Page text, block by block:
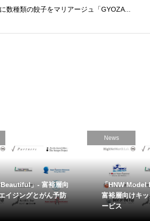
数種類の餃子をマリアージュ「GYOZA...
」- 富裕層向
イジングとがん予防
News
「HNW
富裕層向けキ
ービス